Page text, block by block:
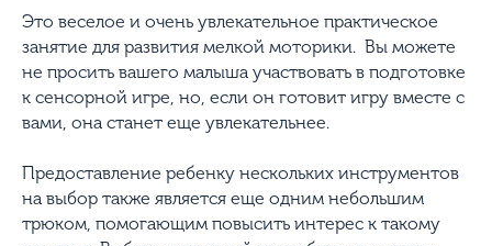
Это веселое и очень увлекательное практическое
занятие для развития мелкой моторики. Вы можете
не просить вашего малыша участвовать в подготовке
к сенсорной игре, но, если он готовит игру вместе с
вами, она станет еще увлекательнее.
Предоставление ребенку нескольких инструментов
на выбор также является еще одним небольшим
трюком, помогающим повысить интерес к такому